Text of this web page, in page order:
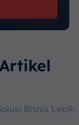
Bisnis Lebih